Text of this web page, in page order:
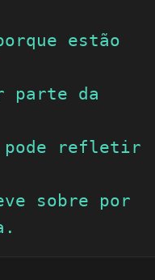
estão
parte da
pode refletir
sobre por